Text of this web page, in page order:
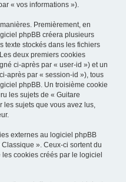
« vos informations »).
Premièrement, en
phpBB créera plusieurs
texte stockés dans les fichiers
deux premiers cookies
ci-après par « user-id ») et un
après par « session-id »), tous
phpBB. Un troisième cookie
les sujets de « Guitare
les sujets que vous avez lus,
externes au logiciel phpBB
». Ceux-ci sortent du
cookies créés par le logiciel